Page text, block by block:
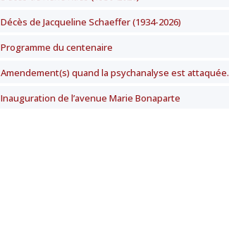
Décès de Jacqueline Schaeffer (1934-2026)
Programme du centenaire
Amendement(s) quand la psychanalyse est attaquée.
Inauguration de l’avenue Marie Bonaparte